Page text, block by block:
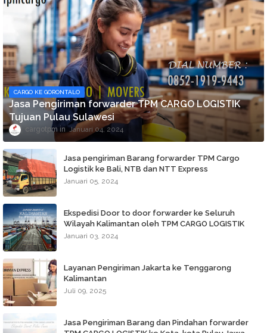
CARGO KE GORONTALO
Jasa Pengiriman forwarder TPM CARGO LOGISTIK
Tujuan Pulau Sulawesi
cargotpm Januari 04, 2024
Jasa pengiriman Barang forwarder TPM Cargo
Logistik ke Bali, NTB dan NTT Express
Januari 05, 2024
Ekspedisi Door to door forwarder ke Seluruh
Wilayah Kalimantan oleh TPM CARGO LOGISTIK
Januari 03, 2024
Layanan Pengiriman Jakarta ke Tenggarong
Kalimantan
Juli 09, 2025
Jasa Pengiriman Barang dan Pindahan forwarder